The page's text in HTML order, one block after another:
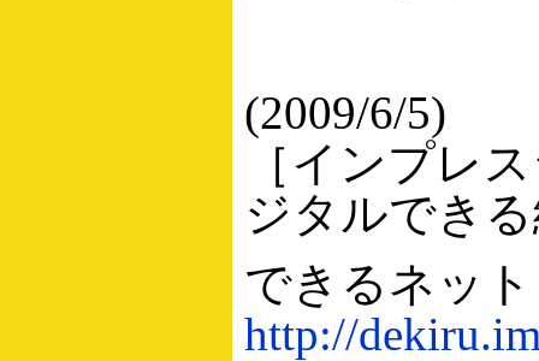
(2009/6/5)
［インプレ
ジタルでき
できるネッ
http://